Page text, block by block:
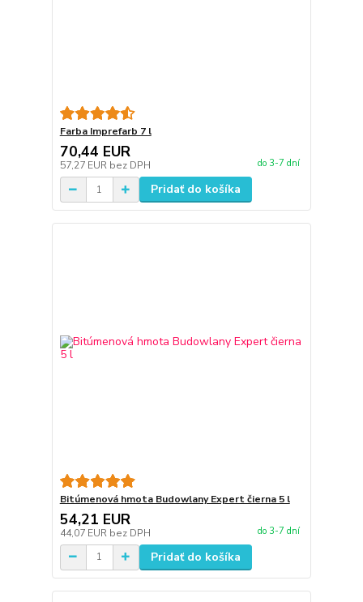
Farba Imprefarb 7 l
70,44 EUR
57,27 EUR bez DPH do 3-7 dní
Pridať do košíka
Bitúmenová hmota Budowlany Expert čierna 5 l
54,21 EUR
44,07 EUR bez DPH do 3-7 dní
Pridať do košíka